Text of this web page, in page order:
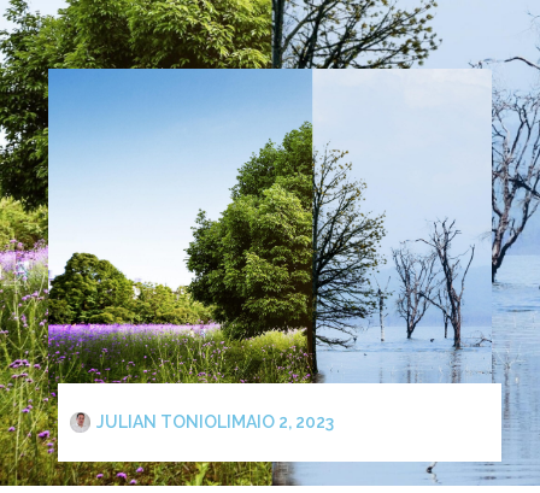
JULIAN TONIOLI MAIO 2, 2023